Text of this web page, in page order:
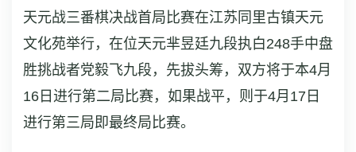
天元战三番棋决战首局比赛在江苏同里古镇天元
文化苑举行，在位天元芈昱廷九段执白248手中盘
胜挑战者党毅飞九段，先拔头筹，双方将于本4月
16日进行第二局比赛，如果战平，则于4月17日
进行第三局即最终局比赛。